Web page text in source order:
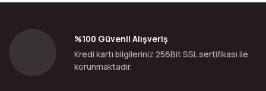
%100 Güvenli Alışveriş
Kredi kartı bilgileriniz 256Bit SSL sertifikası ile
korunmaktadır.